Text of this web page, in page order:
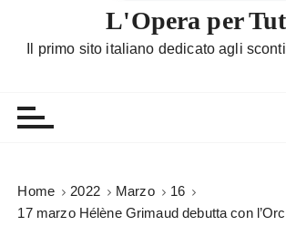
L'Opera per
Il primo sito italiano dedicato agli
Home 2022 Marzo
16
17 marzo Hélène Grimaud debutta con